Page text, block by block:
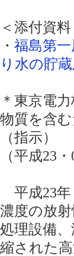
＜添付資料
・ 福島第
り水の貯
＊東京電
物質を含
（指示）
（平成23
平成23年
濃度の放
処理設備
縮された